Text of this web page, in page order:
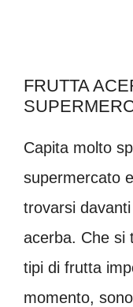
FRUTTA
Capita molto
supermercato
trovarsi
acerba. Che si
tipi di frutta
momento,